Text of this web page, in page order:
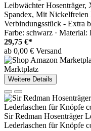
Leibwächter
Spandex, Mit
Verbindungsstück - Extra
Farbe: schwarz · Material:
29,75 €*
ab 0,00 € Versand
Marktplatz
Weitere Details
Sir Redman Hosenträger
Lederlaschen für Knöpfe